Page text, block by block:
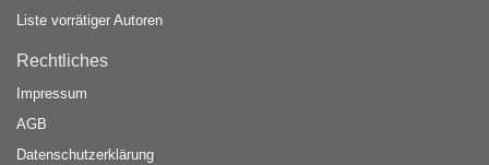
Liste vorrätiger Autoren
Rechtliches
Impressum
AGB
Datenschutzerklärung